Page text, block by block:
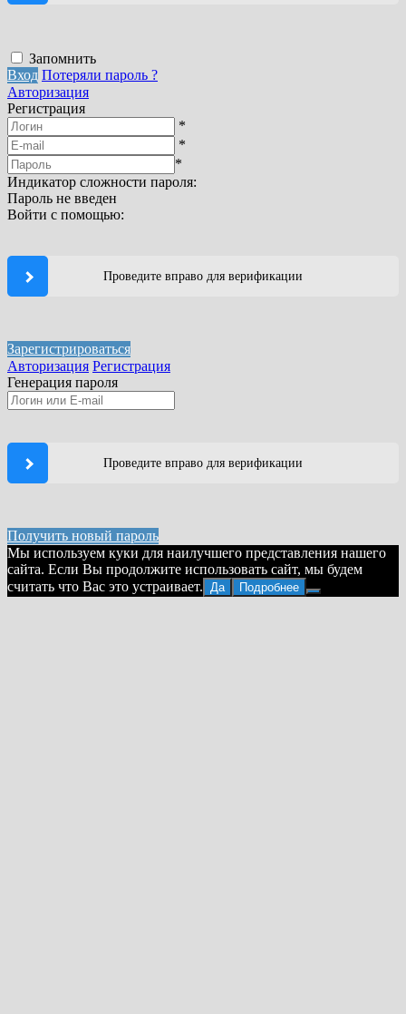
Запомнить
Вход Потеряли пароль ?
Авторизация
Регистрация
*
*
*
Индикатор сложности пароля:
Пароль не введен
Войти с помощью:
Проведите вправо для верификации
Зарегистрироваться
Авторизация Регистрация
Генерация пароля
Проведите вправо для верификации
Получить новый пароль
Мы используем куки для наилучшего представления нашего
сайта. Если Вы продолжите использовать сайт, мы будем
считать что Вас это устраивает.
Да Подробнее